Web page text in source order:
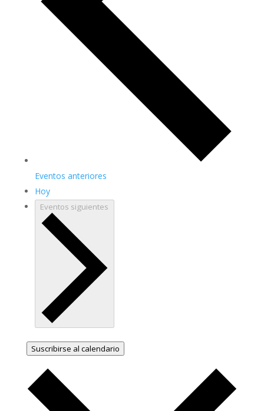
Eventos anteriores
Hoy
Eventos siguientes
Suscribirse al calendario